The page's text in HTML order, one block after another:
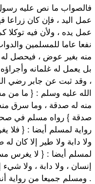
فالصواب ما نص عليه
عمل اليد ، فإن كان زراعا
عمل يده ، ولأن فيه توكلا
نفعا عاما للمسلمين
منه بغير عوض ، فيحصل
بل يعمل له غلمانه
، وقد ثبت عن جابر رضي
الله عليه وسلم : { ما من
منه له صدقة ، وما سرق
صدقة } رواه مسلم في
رواية لمسلم أيضا : { فلا
ولا دابة ولا طير إلا كان
لمسلم أيضا : { لا يغرس
إنسان ، ولا دابة ، ولا
ومسلم جميعا من رواية أنس ، والله أعلم .